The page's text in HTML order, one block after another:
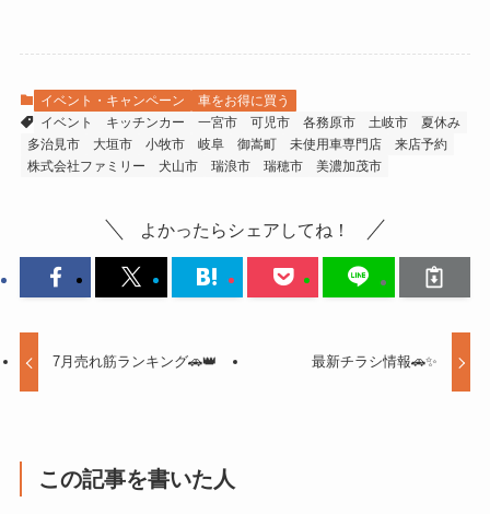
イベント・キャンペーン
車をお得に買う
イベント
キッチンカー 一宮市 可児市 各務原市 土岐市
夏休み
多治見市
大垣市 小牧市 岐阜 御嵩町 未使用車専門店
来店予約
株式会社ファミリー
犬山市 瑞浪市 瑞穂市 美濃加茂市
よかったらシェアしてね！
7月売れ筋ランキング🚗👑 最新チラシ情報🚗✨
この記事を書いた人